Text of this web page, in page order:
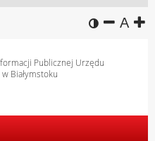
wersja
A
Publicznej Urzędu
Białymstoku